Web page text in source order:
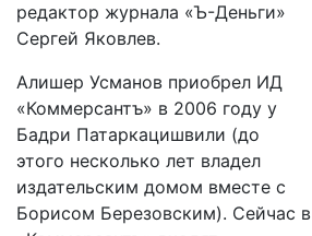
редактор журнала «Ъ-Деньги»
Сергей Яковлев.
Алишер Усманов приобрел ИД
«Коммерсантъ» в 2006 году у
Бадри Патаркацишвили (до
этого несколько лет владел
издательским домом вместе с
Борисом Березовским). Сейчас в